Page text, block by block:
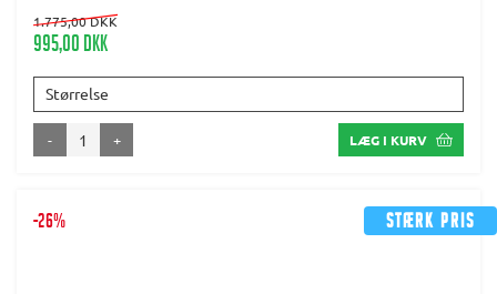
1.775,00 DKK
995,00 DKK
Størrelse
- + LÆG I KURV
Stærk pris
-26%